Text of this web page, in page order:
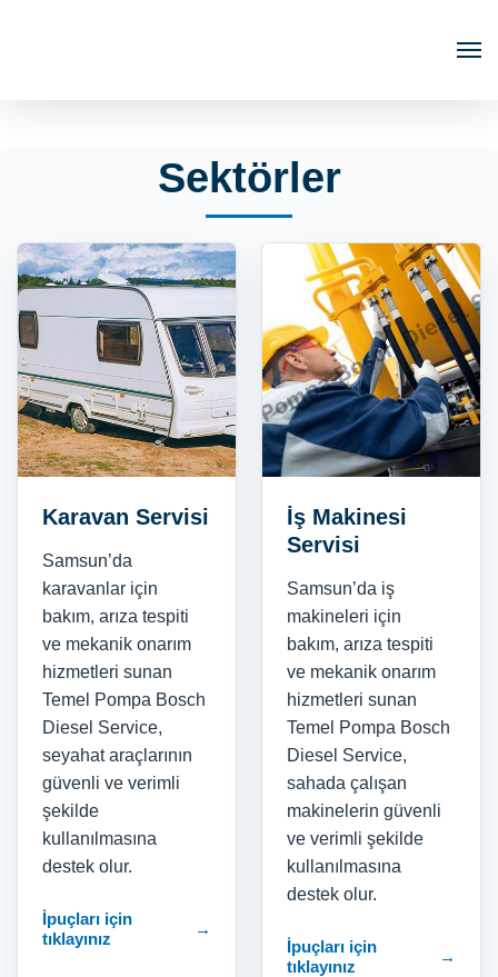
Sektörler
Karavan Servisi
Samsun’da
karavanlar için
bakım, arıza tespiti
ve mekanik onarım
hizmetleri sunan
Temel Pompa Bosch
Diesel Service,
seyahat araçlarının
güvenli ve verimli
şekilde
kullanılmasına
destek olur.
İpuçları için
tıklayınız
→
İş Makinesi
Servisi
Samsun’da iş
makineleri için
bakım, arıza tespiti
ve mekanik onarım
hizmetleri sunan
Temel Pompa Bosch
Diesel Service,
sahada çalışan
makinelerin güvenli
ve verimli şekilde
kullanılmasına
destek olur.
İpuçları için
tıklayınız
→